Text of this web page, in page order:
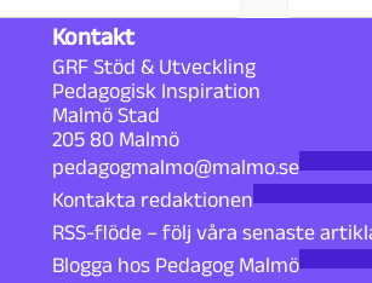
Kontakt
GRF Stöd & Utveckling
Pedagogisk Inspiration
Malmö Stad
205 80 Malmö
pedagogmalmo@malmo.se
Kontakta redaktionen
RSS-flöde – följ våra senaste
Blogga hos Pedagog Malmö